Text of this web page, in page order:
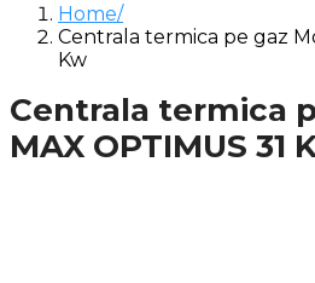
Home
Centrala termica pe gaz
Kw
Centrala termica
MAX OPTIMUS 31